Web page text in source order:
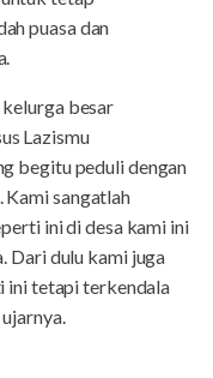
puasa dan
besar
Lazismu
begitu peduli dengan
Kami sangatlah
ini di desa kami ini
Dari dulu kami juga
ini tetapi terkendala